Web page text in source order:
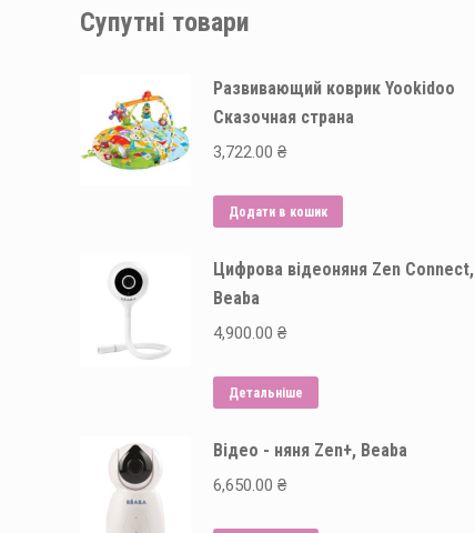
Супутні товари
Развивающий коврик Yookidoo
Сказочная страна
3,722.00 ₴
Додати в кошик
Цифрова відеоняня Zen Connect,
Beaba
4,900.00 ₴
Детальніше
Відео - няня Zen+, Beaba
6,650.00 ₴